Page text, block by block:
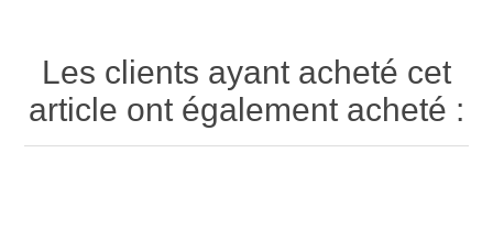
Les clients ayant acheté cet
article ont également acheté :